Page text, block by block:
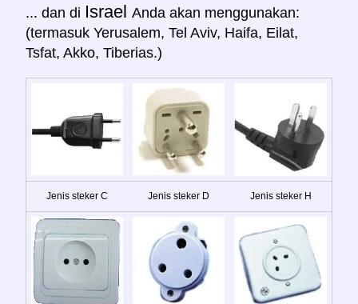
... dan di Israel Anda akan menggunakan:
(termasuk Yerusalem, Tel Aviv, Haifa, Eilat,
Tsfat, Akko, Tiberias.)
Jenis steker C Jenis steker D Jenis steker H